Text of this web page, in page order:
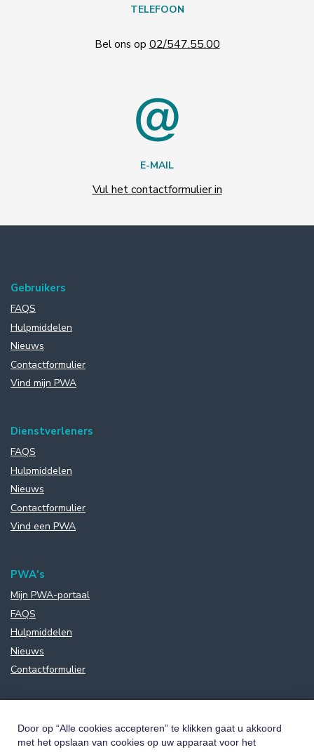
TELEFOON
Bel ons op 02/547.55.00
E-MAIL
Vul het contactformulier in
Gebruikers
FAQS
Hulpmiddelen
Nieuws
Contactformulier
Vind mijn PWA
Dienstverleners
FAQS
Hulpmiddelen
Nieuws
Contactformulier
Vind een PWA
PWA's
Mijn PWA-portaal
FAQS
Hulpmiddelen
Nieuws
Contactformulier
Door op “Alle cookies accepteren” te klikken gaat u akkoord
met het opslaan van cookies op uw apparaat voor het